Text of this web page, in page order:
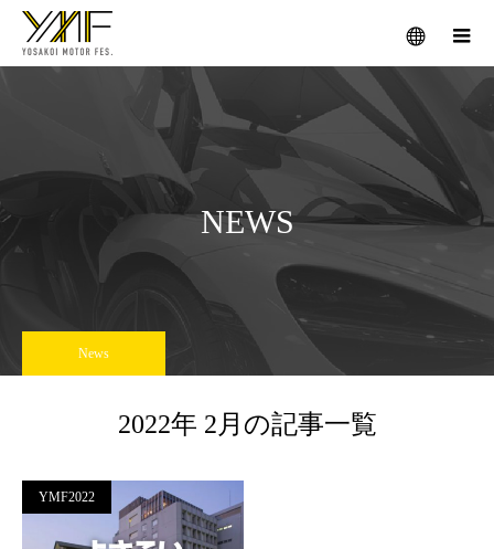
メニュー
NEWS
News
2022年 2月の記事一覧
YMF2022